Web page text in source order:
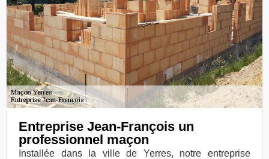
Entreprise Jean-François un
professionnel maçon
Installée dans la ville de Yerres, notre entreprise